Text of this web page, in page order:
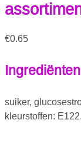
€0.65
Ingrediënten
suiker,
kleurstoffen: